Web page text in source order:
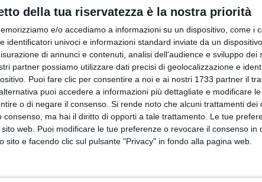
della tua riservatezza è la nostra priorità
e/o accediamo a informazioni su un dispositivo, come i
identificatori univoci e informazioni standard inviate da un
di annunci e contenuti, analisi dell'audience e sviluppo dei
partner possiamo utilizzare dati precisi di geolocalizzazione e
Puoi fare clic per consentire a noi e ai nostri 1733 partner il
puoi accedere a informazioni più dettagliate e modificare
o di negare il consenso. Si rende noto che alcuni trattamenti dei
consenso, ma hai il diritto di opporti a tale trattamento. Le tue
web. Puoi modificare le tue preferenze o revocare il consenso in
sito e facendo clic sul pulsante "Privacy" in fondo alla pagina web.
vice sindaco di Matera, nient'altro che